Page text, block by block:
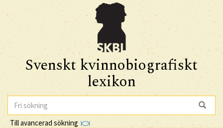
Svenskt kvinnobiografiskt
lexikon
Till avancerad sökning